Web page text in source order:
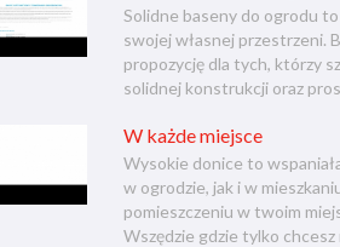
Solidne baseny do ogrodu
swojej własnej przestrzeni.
propozycję dla tych, którzy
solidnej konstrukcji oraz
W każde miejsce
Wysokie donice to
w ogrodzie, jak i w
pomieszczeniu w twoim
Wszędzie gdzie tylko